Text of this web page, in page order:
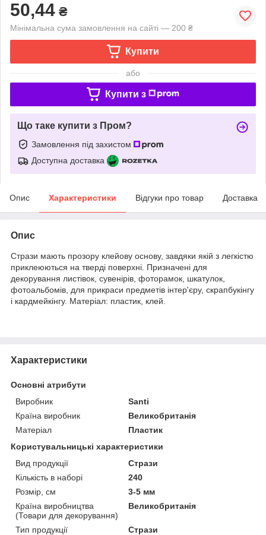
50,44 ₴
Мінімальна сума замовлення на сайті — 200 ₴
Купити
або
Купити з
Що таке купити з Пром?
Замовлення під захистом
Доступна доставка
Опис Характеристики Відгуки про товар Доставка
Опис
Стрази мають прозору клейову основу, завдяки якій з легкістю
приклеюються на тверді поверхні. Призначені для
декорування листівок, сувенірів, фоторамок, шкатулок,
фотоальбомів, для прикраси предметів інтер'єру, скрапбукінгу
і кардмейкінгу. Матеріал: пластик, клей.
Характеристики
Основні атрибути
Виробник
Santi
Країна виробник
Великобританія
Матеріал
Пластик
Користувальницькі характеристики
Вид продукції
Стрази
Кількість в наборі
240
Розмір, см
3-5 мм
Країна виробництва
(Товари для декорування)
Великобританія
Тип продукції
Стрази